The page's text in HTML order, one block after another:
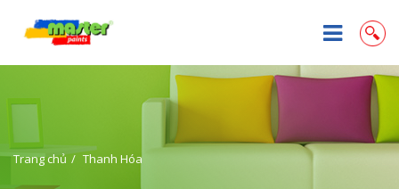
Trang chủ Thanh Hóa